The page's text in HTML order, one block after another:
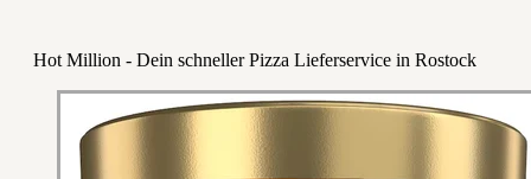
Hot Million - Dein schneller Pizza Lieferservice in Rostock